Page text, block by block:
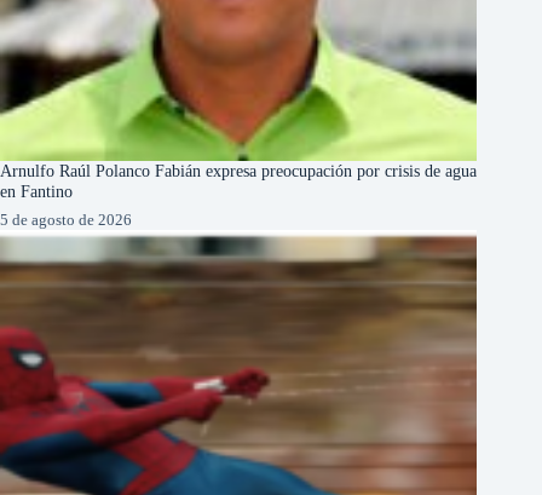
Arnulfo Raúl Polanco Fabián expresa preocupación por crisis de agua
en Fantino
5 de agosto de 2026